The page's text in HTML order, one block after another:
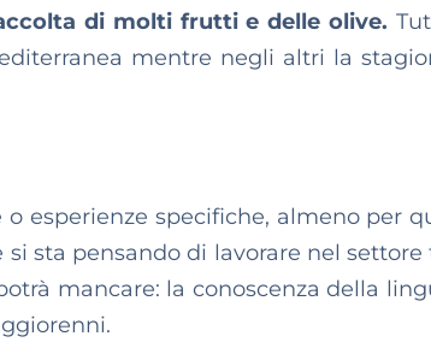
di molti frutti e delle olive.
mentre negli altri la
esperienze specifiche, almeno per
sta pensando di lavorare nel
mancare: la conoscenza della